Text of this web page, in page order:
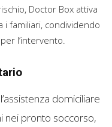
Doctor Box attiva
i familiari, condividendo
l’intervento.
domiciliare
nei pronto soccorso,